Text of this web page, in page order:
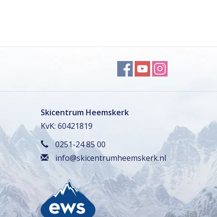
Skicentrum Heemskerk
KvK: 60421819
0251-24 85 00
info@skicentrumheemskerk.nl